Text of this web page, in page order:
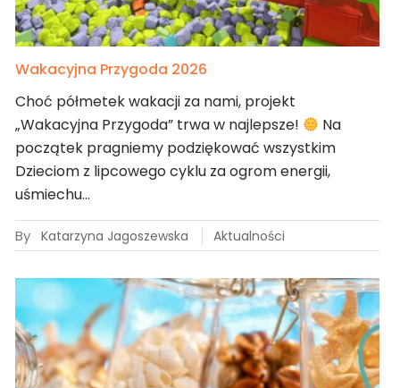
Wakacyjna Przygoda 2026
Choć półmetek wakacji za nami, projekt
„Wakacyjna Przygoda” trwa w najlepsze!
Na
początek pragniemy podziękować wszystkim
Dzieciom z lipcowego cyklu za ogrom energii,
uśmiechu…
By Katarzyna Jagoszewska Aktualności